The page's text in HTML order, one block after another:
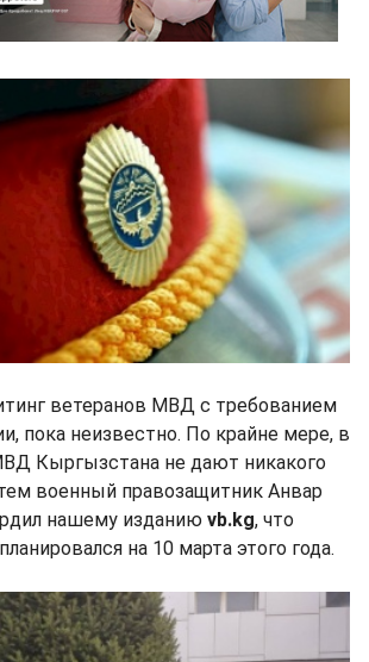
ветеранов МВД с требованием
пока неизвестно. По крайне мере, в
Кыргызстана не дают никакого
военный правозащитник Анвар
нашему изданию vb.kg, что
на 10 марта этого года.